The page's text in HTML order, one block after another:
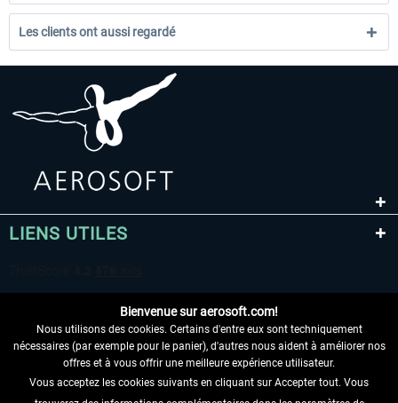
Les clients ont aussi regardé
LIENS UTILES
RENONCER AU CONTRAT ICI
Bienvenue sur aerosoft.com!
Nous utilisons des cookies. Certains d'entre eux sont techniquement
nécessaires (par exemple pour le panier), d'autres nous aident à améliorer nos
offres et à vous offrir une meilleure expérience utilisateur.
Vous acceptez les cookies suivants en cliquant sur Accepter tout. Vous